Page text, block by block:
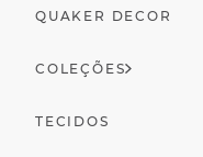
QUAKER DECOR
COLEÇÕES
TECIDOS